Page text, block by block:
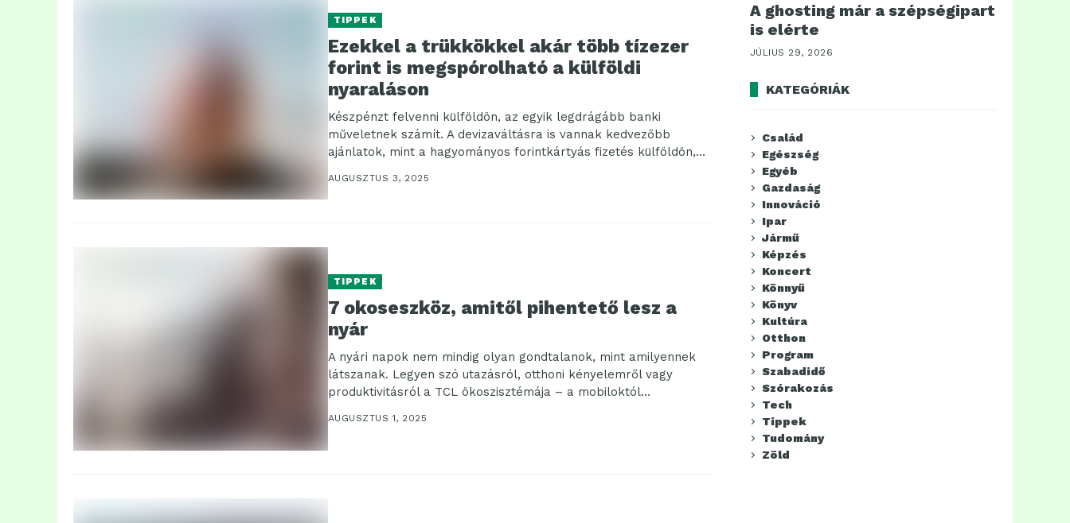
TIPPEK
Ezekkel a trükkökkel akár több tízezer
forint is megspórolható a külföldi
nyaraláson
Készpénzt felvenni külföldön, az egyik legdrágább banki
műveletnek számít. A devizaváltásra is vannak kedvezőbb
ajánlatok, mint a hagyományos forintkártyás fizetés külföldön,
AUGUSZTUS 3, 2025
TIPPEK
7 okoseszköz, amitől pihentető lesz a
nyár
A nyári napok nem mindig olyan gondtalanok, mint amilyennek
látszanak. Legyen szó utazásról, otthoni kényelemről vagy
produktivitásról a TCL ökoszisztémája – a mobiloktól...
AUGUSZTUS 1, 2025
A ghosting már a szépségipart
is elérte
JÚLIUS 29, 2026
KATEGÓRIÁK
Család
Egészség
Egyéb
Gazdaság
Innováció
Ipar
Jármű
Képzés
Koncert
Könnyű
Könyv
Kultúra
Otthon
Program
Szabadidő
Szórakozás
Tech
Tippek
Tudomány
Zöld